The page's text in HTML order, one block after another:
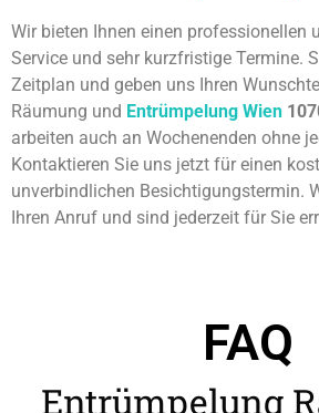
Wir bieten Ihnen einen professionellen
Service und sehr kurzfristige Termine.
Zeitplan und geben uns Ihren
Räumung und Entrümpelung Wien
arbeiten auch an Wochenenden ohne
Kontaktieren Sie uns jetzt für einen
unverbindlichen Besichtigungstermin.
Ihren Anruf und sind jederzeit für Sie
FAQ
Entrümpelung